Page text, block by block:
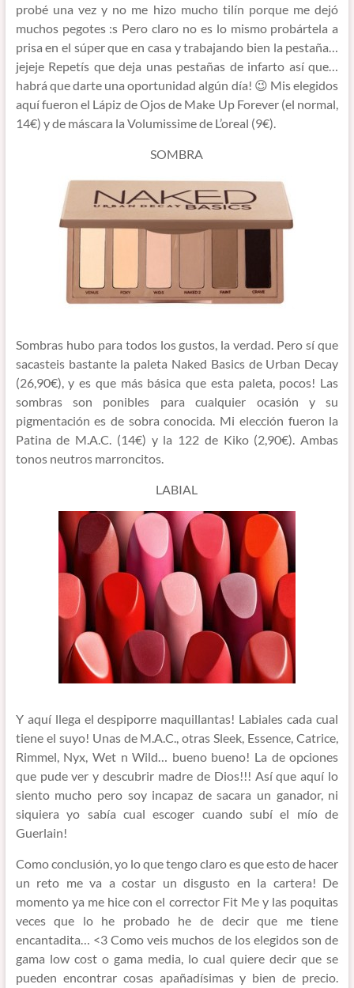
probé una vez y no me hizo mucho tilín porque me dejó
muchos pegotes :s Pero claro no es lo mismo probártela a
prisa en el súper que en casa y trabajando bien la pestaña…
jejeje Repetís que deja unas pestañas de infarto así que…
habrá que darte una oportunidad algún día! 😉 Mis elegidos
aquí fueron el Lápiz de Ojos de Make Up Forever (el normal,
14€) y de máscara la Volumissime de L’oreal (9€).
SOMBRA
Sombras hubo para todos los gustos, la verdad. Pero sí que
sacasteis bastante la paleta Naked Basics de Urban Decay
(26,90€), y es que más básica que esta paleta, pocos! Las
sombras son ponibles para cualquier ocasión y su
pigmentación es de sobra conocida. Mi elección fueron la
Patina de M.A.C. (14€) y la 122 de Kiko (2,90€). Ambas
tonos neutros marroncitos.
LABIAL
Y aquí llega el despiporre maquillantas! Labiales cada cual
tiene el suyo! Unas de M.A.C., otras Sleek, Essence, Catrice,
Rimmel, Nyx, Wet n Wild… bueno bueno! La de opciones
que pude ver y descubrir madre de Dios!!! Así que aquí lo
siento mucho pero soy incapaz de sacara un ganador, ni
siquiera yo sabía cual escoger cuando subí el mío de
Guerlain!
Como conclusión, yo lo que tengo claro es que esto de hacer
un reto me va a costar un disgusto en la cartera! De
momento ya me hice con el corrector Fit Me y las poquitas
veces que lo he probado he de decir que me tiene
encantadita… <3 Como veis muchos de los elegidos son de
gama low cost o gama media, lo cual quiere decir que se
pueden encontrar cosas apañadísimas y bien de precio.